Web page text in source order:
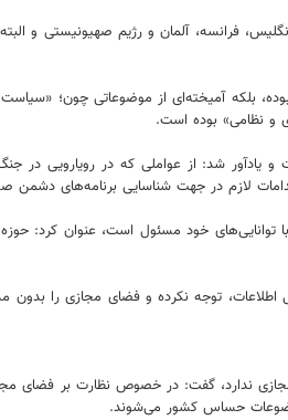
فرانسه، آلمان و رژیم صهیونیستی و
بلکه آمیخته‌ای از موضوعاتی چون؛
و نظامی» بوده است.
شد: از عواملی که در رویارویی در
لازم در جهت شناسایی برنامه‌های دشمن
خود مسئول است، عنوان کرد:
توجه نکرده و فضای مجازی را بدون
ندارد، گفت: در خصوص نظارت بر فضای
حساس کشور می‌شوند.